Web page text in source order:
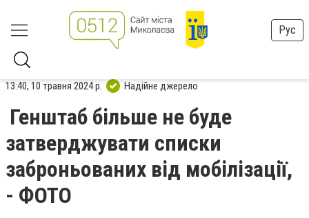
Рус
13:40, 10 травня 2024 р. Надійне джерело
Генштаб більше не буде
затверджувати списки
заброньованих від мобілізації,
- ФОТО